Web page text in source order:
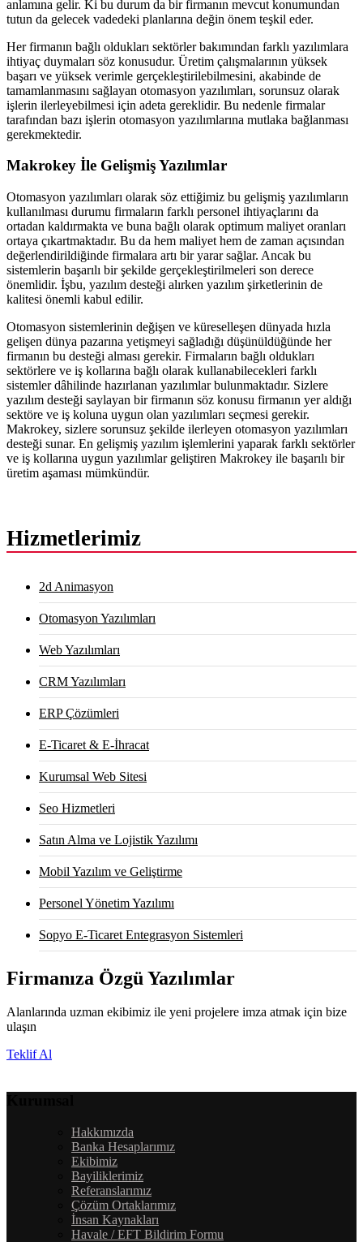
anlamına gelir. Ki bu durum da bir firmanın mevcut konumundan
tutun da gelecek vadedeki planlarına değin önem teşkil eder.
Her firmanın bağlı oldukları sektörler bakımından farklı yazılımlara
ihtiyaç duymaları söz konusudur. Üretim çalışmalarının yüksek
başarı ve yüksek verimle gerçekleştirilebilmesini, akabinde de
tamamlanmasını sağlayan otomasyon yazılımları, sorunsuz olarak
işlerin ilerleyebilmesi için adeta gereklidir. Bu nedenle firmalar
tarafından bazı işlerin otomasyon yazılımlarına mutlaka bağlanması
gerekmektedir.
Makrokey İle Gelişmiş Yazılımlar
Otomasyon yazılımları olarak söz ettiğimiz bu gelişmiş yazılımların
kullanılması durumu firmaların farklı personel ihtiyaçlarını da
ortadan kaldırmakta ve buna bağlı olarak optimum maliyet oranları
ortaya çıkartmaktadır. Bu da hem maliyet hem de zaman açısından
değerlendirildiğinde firmalara artı bir yarar sağlar. Ancak bu
sistemlerin başarılı bir şekilde gerçekleştirilmeleri son derece
önemlidir. İşbu, yazılım desteği alırken yazılım şirketlerinin de
kalitesi önemli kabul edilir.
Otomasyon sistemlerinin değişen ve küreselleşen dünyada hızla
gelişen dünya pazarına yetişmeyi sağladığı düşünüldüğünde her
firmanın bu desteği alması gerekir. Firmaların bağlı oldukları
sektörlere ve iş kollarına bağlı olarak kullanabilecekleri farklı
sistemler dâhilinde hazırlanan yazılımlar bulunmaktadır. Sizlere
yazılım desteği saylayan bir firmanın söz konusu firmanın yer aldığı
sektöre ve iş koluna uygun olan yazılımları seçmesi gerekir.
Makrokey, sizlere sorunsuz şekilde ilerleyen otomasyon yazılımları
desteği sunar. En gelişmiş yazılım işlemlerini yaparak farklı sektörler
ve iş kollarına uygun yazılımlar geliştiren Makrokey ile başarılı bir
üretim aşaması mümkündür.
Hizmetlerimiz
2d Animasyon
Otomasyon Yazılımları
Web Yazılımları
CRM Yazılımları
ERP Çözümleri
E-Ticaret & E-İhracat
Kurumsal Web Sitesi
Seo Hizmetleri
Satın Alma ve Lojistik Yazılımı
Mobil Yazılım ve Geliştirme
Personel Yönetim Yazılımı
Sopyo E-Ticaret Entegrasyon Sistemleri
Firmanıza Özgü Yazılımlar
Alanlarında uzman ekibimiz ile yeni projelere imza atmak için bize
ulaşın
Teklif Al
Hakkımızda
Banka Hesaplarımız
Ekibimiz
Bayiliklerimiz
Referanslarımız
Çözüm Ortaklarımız
İnsan Kaynakları
Havale / EFT Bildirim Formu